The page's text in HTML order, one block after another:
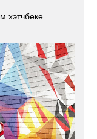
хэтчбеке